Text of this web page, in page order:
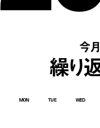
今
繰り
MON TUE WED